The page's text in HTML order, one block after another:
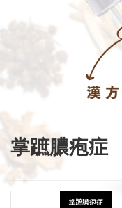
ス
ン
掌蹠膿疱症
掌蹠膿疱症